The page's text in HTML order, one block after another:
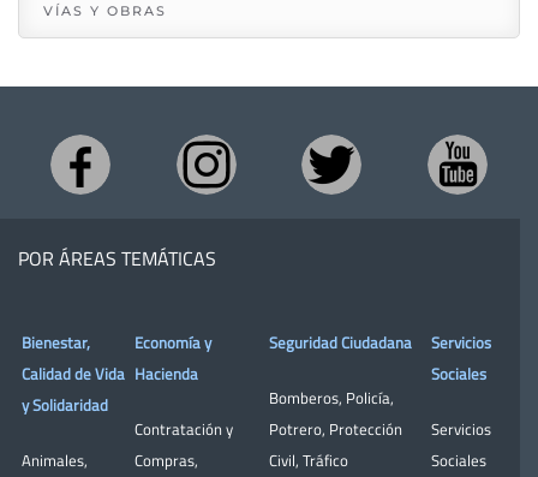
VÍAS Y OBRAS
POR ÁREAS TEMÁTICAS
Bienestar,
Calidad de Vida
y Solidaridad
Animales,
Economía y
Hacienda
Contratación y
Compras,
Seguridad Ciudadana
Bomberos, Policía,
Potrero, Protección
Civil, Tráfico
Servicios
Sociales
Servicios
Sociales